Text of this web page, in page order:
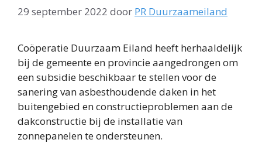
29 september 2022 door PR Duurzaameiland
Coöperatie Duurzaam Eiland heeft herhaaldelijk
bij de gemeente en provincie aangedrongen om
een subsidie beschikbaar te stellen voor de
sanering van asbesthoudende daken in het
buitengebied en constructieproblemen aan de
dakconstructie bij de installatie van
zonnepanelen te ondersteunen.